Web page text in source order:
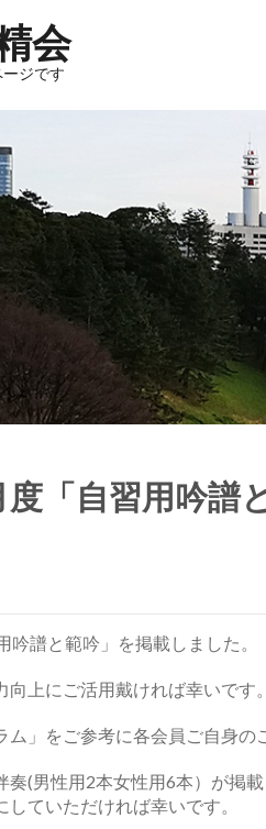
会
ジです
「自習用吟譜
吟譜と範吟」を掲載しました。
上にご活用戴ければ幸いです。
ム」をご参考に各会員ご自身の
奏(男性用2本女性用6本）が掲
ていただければ幸いです。